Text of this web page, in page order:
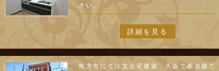
さい。
詳細を見る
枚方市にて注文住宅建築 大阪で新築建て